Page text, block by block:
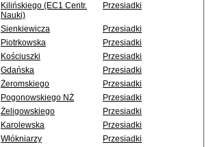
Kilińskiego (EC1 Centr.
Nauki)
Przesiadki
Sienkiewicza
Przesiadki
Piotrkowska
Przesiadki
Kościuszki
Przesiadki
Gdańska
Przesiadki
Żeromskiego
Przesiadki
Pogonowskiego NŻ
Przesiadki
Żeligowskiego
Przesiadki
Karolewska
Przesiadki
Włókniarzy
Przesiadki